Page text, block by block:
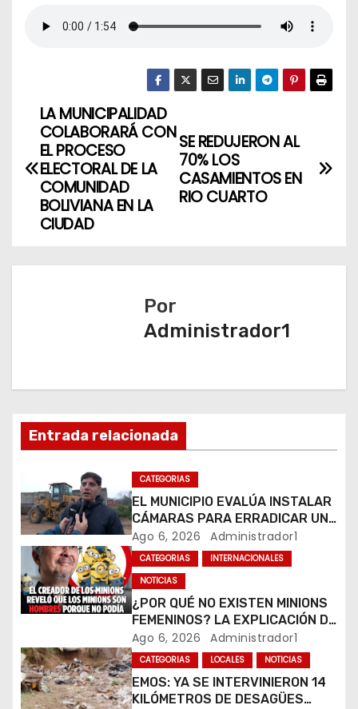
N
a
ó
n
d
e
e
n
t
a
d
SE REDUJERON AL
70% LOS
CASAMIENTOS EN
RIO CUARTO
LA MUNICIPALIDAD
COLABORARÁ CON
EL PROCESO
ELECTORAL DE LA
COMUNIDAD
BOLIVIANA EN LA
CIUDAD
Por
Administrador1
Entrada relacionada
CATEGORIAS
EL MUNICIPIO EVALÚA INSTALAR
CÁMARAS PARA ERRADICAR UN
MICROBASURAL AL FINAL DE
CALLE CARDARELLI
Ago 6, 2026 Administrador1
CATEGORIAS
INTERNACIONALES
NOTICIAS
¿POR QUÉ NO EXISTEN MINIONS
FEMENINOS? LA EXPLICACIÓN DE
SU CREADOR QUE VOLVIÓ A
VIRALIZARSE
Ago 6, 2026 Administrador1
CATEGORIAS LOCALES NOTICIAS
EMOS: YA SE INTERVINIERON 14
KILÓMETROS DE DESAGÜES